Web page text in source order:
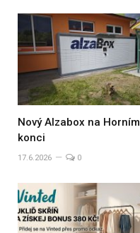
Nový Alzabox na Horním
konci
17.6.2026 0